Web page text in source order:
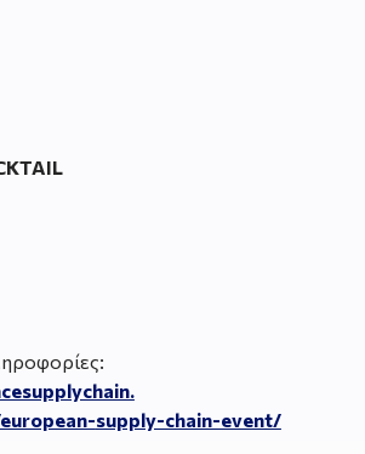
supply-chain-event/